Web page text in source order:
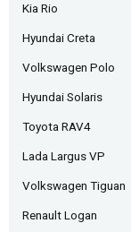
Kia Rio
Hyundai Creta
Volkswagen Polo
Hyundai Solaris
Toyota RAV4
Lada Largus VP
Volkswagen Tiguan
Renault Logan